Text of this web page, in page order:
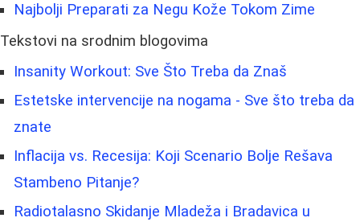
Najbolji Preparati za Negu Kože Tokom Zime
Tekstovi na srodnim blogovima
Insanity Workout: Sve Što Treba da Znaš
Estetske intervencije na nogama - Sve što treba da
znate
Inflacija vs. Recesija: Koji Scenario Bolje Rešava
Stambeno Pitanje?
Radiotalasno Skidanje Mladeža i Bradavica u